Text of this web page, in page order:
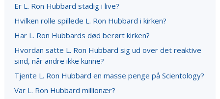
Er L. Ron Hubbard stadig i live?
Hvilken rolle spillede L. Ron Hubbard i kirken?
Har L. Ron Hubbards død berørt kirken?
Hvordan satte L. Ron Hubbard sig ud over det reaktive
sind, når andre ikke kunne?
Tjente L. Ron Hubbard en masse penge på Scientology?
Var L. Ron Hubbard millionær?